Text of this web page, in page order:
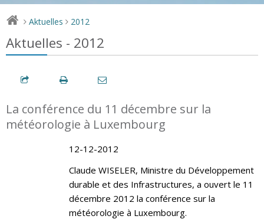
> Aktuelles > 2012
Aktuelles - 2012
La conférence du 11 décembre sur la
météorologie à Luxembourg
12-12-2012
Claude WISELER, Ministre du Développement
durable et des Infrastructures, a ouvert le 11
décembre 2012 la conférence sur la
météorologie à Luxembourg.